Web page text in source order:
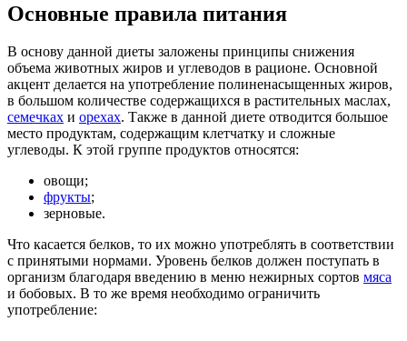
Основные правила питания
В основу данной диеты заложены принципы снижения
объема животных жиров и углеводов в рационе. Основной
акцент делается на употребление полиненасыщенных жиров,
в большом количестве содержащихся в растительных маслах,
семечках и орехах. Также в данной диете отводится большое
место продуктам, содержащим клетчатку и сложные
углеводы. К этой группе продуктов относятся:
овощи;
фрукты;
зерновые.
Что касается белков, то их можно употреблять в соответствии
с принятыми нормами. Уровень белков должен поступать в
организм благодаря введению в меню нежирных сортов мяса
и бобовых. В то же время необходимо ограничить
употребление: